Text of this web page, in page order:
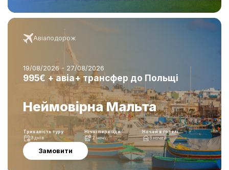
Авіаподорож
19/08/2026 - 27/08/2026
995€ + авіа+ трансфер до Польщі
Неймовірна Мальта
Замовити
Тривалість туру
9 днів
Нічні переїзди
2 ночі
Ночей в готелі
6 ночей